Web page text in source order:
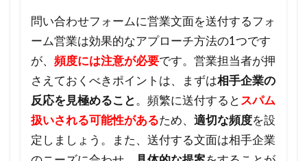
2.1
頻度
の決
め方
につ
いて
2.2
問い合わせフォームに営業文面を送付するフォ
ーム営業は効果的なアプローチ方法の1つです
が、 頻度には注意が必要です。営業担当者が押
さえておくべきポイントは、まずは相手企業の
反応を見極めること。頻繁に送付するとスパム
扱いされる可能性があるため、 適切な頻度を設
定しましょう。また、送付する文面は相手企業